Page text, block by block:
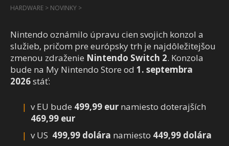
HARDWARE > NOVINKY >
Nintendo oznámilo úpravu cien svojich konzol a
služieb, pričom pre európsky trh je najdôležitejšou
zmenou zdraženie Nintendo Switch 2. Konzola
bude na My Nintendo Store od 1. septembra
2026stáť:
v EU bude 499,99 eur namiesto doterajších
469,99 eur
v US 499,99 dolára namiesto 449,99 dolára